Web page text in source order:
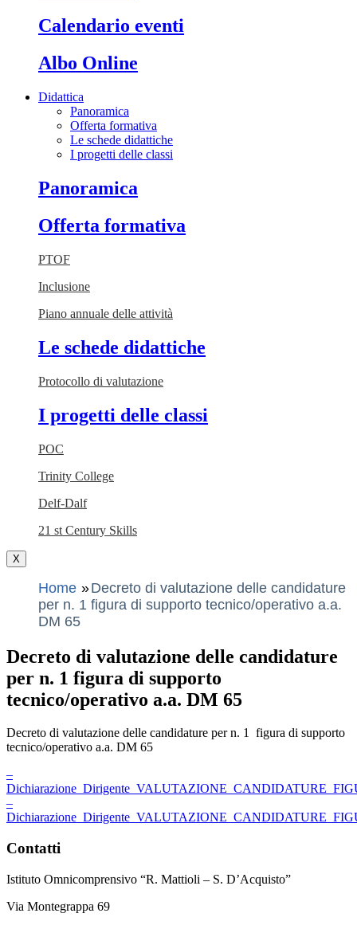
Calendario eventi
Albo Online
Didattica
Panoramica
Offerta formativa
Le schede didattiche
I progetti delle classi
Panoramica
Offerta formativa
PTOF
Inclusione
Piano annuale delle attività
Le schede didattiche
Protocollo di valutazione
I progetti delle classi
POC
Trinity College
Delf-Dalf
21 st Century Skills
X
Home
Decreto di valutazione delle candidature
per n. 1 figura di supporto tecnico/operativo a.a.
DM 65
Decreto di valutazione delle candidature
per n. 1 figura di supporto
tecnico/operativo a.a. DM 65
Decreto di valutazione delle candidature per n. 1 figura di supporto
tecnico/operativo a.a. DM 65
–
–
Contatti
Istituto Omnicomprensivo “R. Mattioli – S. D’Acquisto”
Via Montegrappa 69